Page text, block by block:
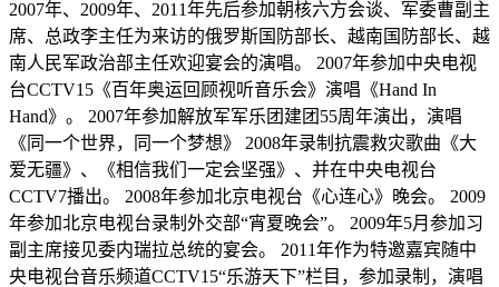
2007年、2009年、2011年先后参加朝核六方会谈、军委曹副主
席、总政李主任为来访的俄罗斯国防部长、越南国防部长、越
南人民军政治部主任欢迎宴会的演唱。 2007年参加中央电视
台CCTV15《百年奥运回顾视听音乐会》演唱《Hand In
Hand》。 2007年参加解放军军乐团建团55周年演出，演唱
《同一个世界，同一个梦想》 2008年录制抗震救灾歌曲《大
爱无疆》、《相信我们一定会坚强》、并在中央电视台
CCTV7播出。 2008年参加北京电视台《心连心》晚会。 2009
年参加北京电视台录制外交部“宵夏晚会”。 2009年5月参加习
副主席接见委内瑞拉总统的宴会。 2011年作为特邀嘉宾随中
央电视台音乐频道CCTV15“乐游天下”栏目，参加录制，演唱